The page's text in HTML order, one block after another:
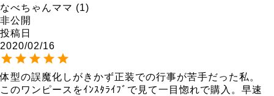
なべちゃんママ
1
非公開
投稿日
2020/02/16
体型の誤魔化しがきかず正装での行事が苦手だった私。
このワンピースをｲﾝｽﾀﾗｲﾌﾞで見て一目惚れで購入。早速